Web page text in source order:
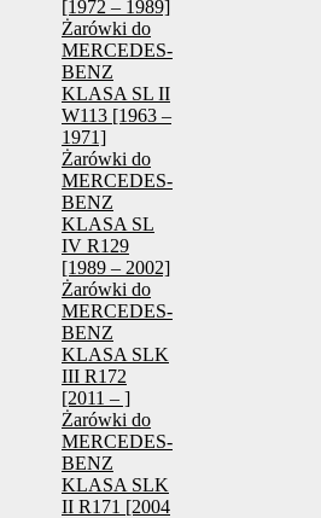
[1972 – 1989]
Żarówki do
MERCEDES-
BENZ
KLASA SL II
W113 [1963 –
1971]
Żarówki do
MERCEDES-
BENZ
KLASA SL
IV R129
[1989 – 2002]
Żarówki do
MERCEDES-
BENZ
KLASA SLK
III R172
[2011 – ]
Żarówki do
MERCEDES-
BENZ
KLASA SLK
II R171 [2004